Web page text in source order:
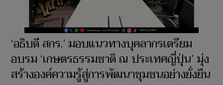
‘อธิบดี สกร.’ มอบแนวทางบุคลากรเตรียม
อบรม ‘เกษตรธรรมชาติ ณ ประเทศญี่ปุ่น’ มุ่ง
สร้างองค์ความรู้สู่การพัฒนาชุมชนอย่างยั่งยืน